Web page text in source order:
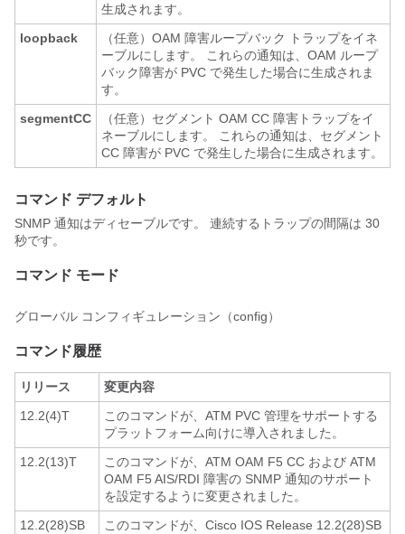
生成されます。
loopback
（任意）OAM 障害ループバック トラップをイネ
ーブルにします。 これらの通知は、OAM ループ
バック障害が PVC で発生した場合に生成されま
す。
segmentCC
（任意）セグメント OAM CC 障害トラップをイ
ネーブルにします。 これらの通知は、セグメント
CC 障害が PVC で発生した場合に生成されます。
コマンド デフォルト
SNMP 通知はディセーブルです。 連続するトラップの間隔は 30
秒です。
コマンド モード
グローバル コンフィギュレーション（config）
コマンド履歴
リリース
変更内容
12.2(4)T
このコマンドが、ATM PVC 管理をサポートする
プラットフォーム向けに導入されました。
12.2(13)T
このコマンドが、ATM OAM F5 CC および ATM
OAM F5 AIS/RDI 障害の SNMP 通知のサポート
を設定するように変更されました。
12.2(28)SB
このコマンドが、Cisco IOS Release 12.2(28)SB